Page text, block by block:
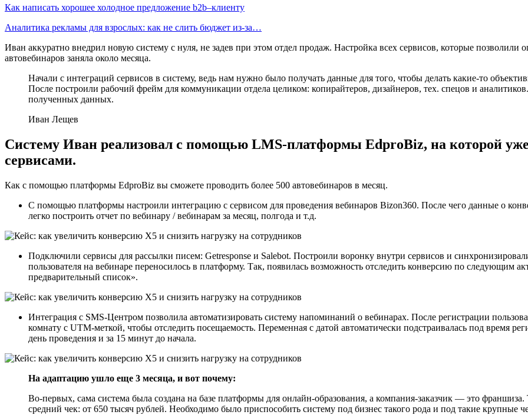
Как написать хорошее холодное предложение b2b–клиенту
Аналитика рекламы для взрослых: как не слить бюджет из-за…
Иван аккуратно внедрил новую систему с нуля, не задев при этом отдел продаж. Настройка всех сервисов, которые позволили
автовебинаров заняла около месяца.
Начали с интеграций сервисов в систему, ведь нам нужно было получать данные для того, чтобы делать какие-то
После построили рабочий фрейм для коммуникации отдела целиком: копирайтеров, дизайнеров, тех. спецов и
полученных данных.
Иван Лещев
Систему Иван реализовал с помощью LMS-платформы EdproBiz, на которой
сервисами.
Как с помощью платформы EdproBiz вы сможете проводить более 500 автовебинаров в месяц.
С помощью платформы настроили интеграцию с сервисом для проведения вебинаров Bizon360. После чего данные о
легко построить отчет по вебинару / вебинарам за месяц, полгода и т.д.
Подключили сервисы для рассылки писем: Getresponse и Salebot. Построили воронку внутри сервисов и
пользователя на вебинаре переносилось в платформу. Так, появилась возможность отследить конверсию по следующим
предварительный список».
Интеграция с SMS-Центром позволила автоматизировать систему напоминаний о вебинарах. После регистрации
комнату с UTM-меткой, чтобы отследить посещаемость. Переменная с датой автоматически подстраивалась под время
день проведения и за 15 минут до начала.
На адаптацию ушло еще 3 месяца, и вот почему:
Во-первых, сама система была создана на базе платформы для онлайн-образования, а компания-заказчик — это
средний чек: от 650 тысяч рублей. Необходимо было приспособить систему под бизнес такого рода и под такие крупные